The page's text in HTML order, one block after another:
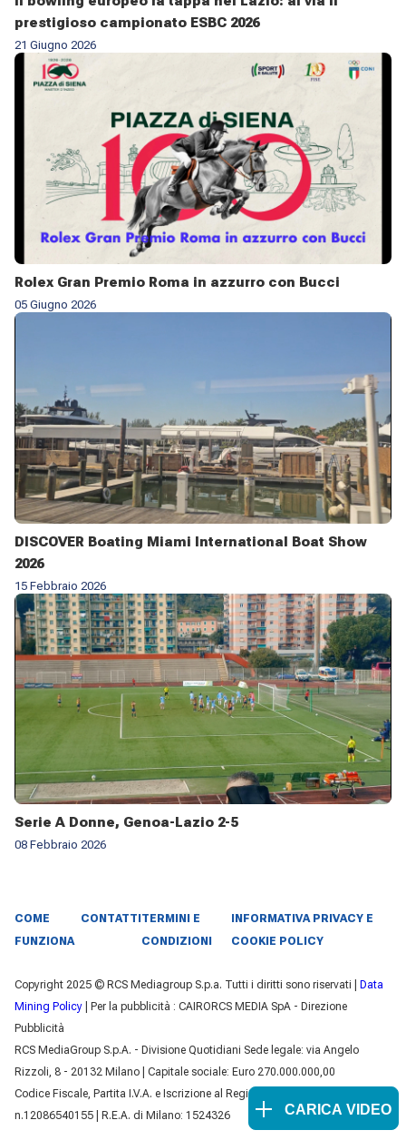
prestigioso campionato ESBC 2026
21 Giugno 2026
Rolex Gran Premio Roma in azzurro con Bucci
05 Giugno 2026
DISCOVER Boating Miami International Boat Show
2026
15 Febbraio 2026
Serie A Donne, Genoa-Lazio 2-5
08 Febbraio 2026
COME
FUNZIONA
CONTATTI TERMINI E
CONDIZIONI
INFORMATIVA PRIVACY E
COOKIE POLICY
Copyright 2025 © RCS Mediagroup S.p.a. Tutti i diritti sono riservati |
Data
Mining Policy | Per la pubblicità : CAIRORCS MEDIA SpA - Direzione
Pubblicità
RCS MediaGroup S.p.A. - Divisione Quotidiani Sede legale: via Angelo
Rizzoli, 8 - 20132 Milano | Capitale sociale: Euro 270.000.000,00
Codice Fiscale, Partita I.V.A. e Iscrizione al Registro delle Imprese di Milano
n.12086540155 | R.E.A. di Milano: 1524326
CARICA VIDEO